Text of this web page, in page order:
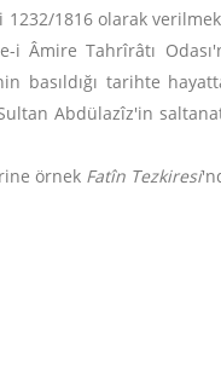
1816 olarak
i Âmire Tahrîrâtı
basıldığı tarihte
Abdülazîz'in
örnek Fatîn Tezkiresi